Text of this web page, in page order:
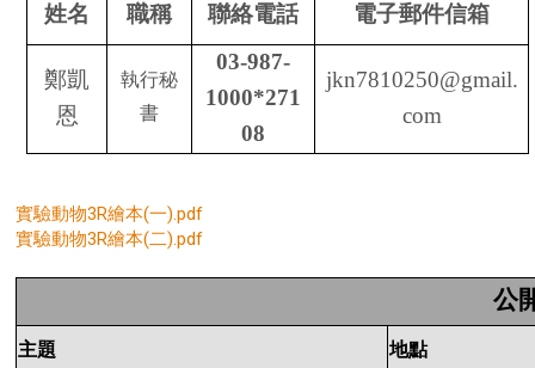
姓名 職稱 聯絡電話 電子郵件信箱
鄭凱
恩
執行秘
書
03-987-
1000*271
08
jkn7810250@gmail.
com
實驗動物3R繪本(一).pdf
實驗動物3R繪本(二).pdf
公
主題 地點